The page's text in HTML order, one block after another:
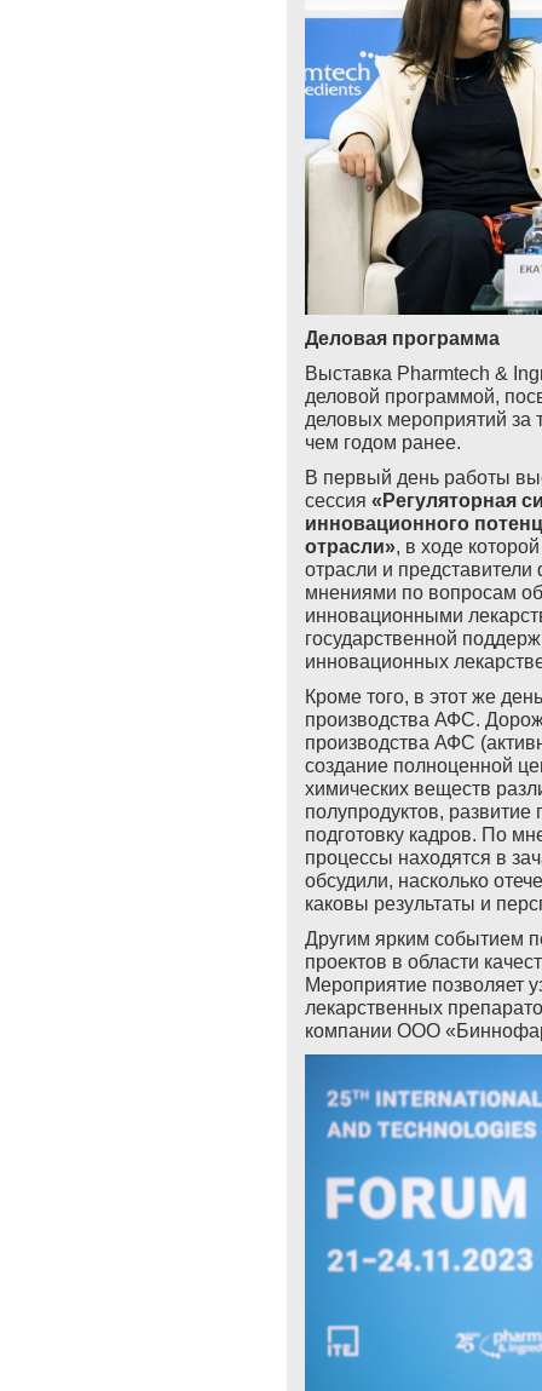
Деловая программа
Выставка Pharmtech &
деловой программой,
деловых мероприятий за
чем годом ранее.
В первый день работы
сессия «Регуляторная
инновационного
отрасли», в ходе
отрасли и
мнениями по вопросам
инновационными
государственной
инновационных
Кроме того, в этот же
производства АФС.
производства АФС
создание полноценной
химических веществ
полупродуктов,
подготовку кадров. По
процессы находятся в
обсудили, насколько
каковы результаты и
Другим ярким событием
проектов в области
Мероприятие позволяет
лекарственных
компании ООО